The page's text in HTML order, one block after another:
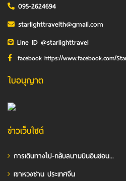
095-2624694
starlighttravelth@gmail.com
Line ID @starlighttravel
facebook https://www.facebook.com/
ใบอนุญาต
ข่าวเว็บไซต์
การเดินทางไป-กลับสนามบินอินชอน...
เขาหวงซาน ประเทศจีน